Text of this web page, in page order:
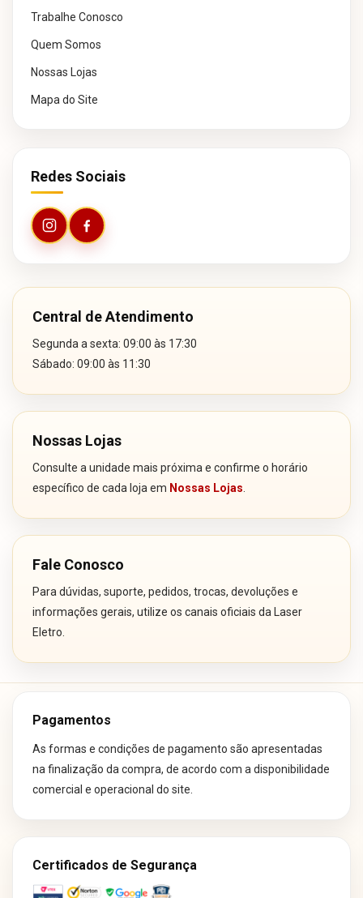
Trabalhe Conosco
Quem Somos
Nossas Lojas
Mapa do Site
Redes Sociais
Central de Atendimento
Segunda a sexta: 09:00 às 17:30
Sábado: 09:00 às 11:30
Nossas Lojas
Consulte a unidade mais próxima e confirme o horário
específico de cada loja em Nossas Lojas
Fale Conosco
Para dúvidas, suporte, pedidos, trocas, devoluções e
informações gerais, utilize os canais oficiais da Laser
Eletro.
Pagamentos
As formas e condições de pagamento são apresentadas
na finalização da compra, de acordo com a disponibilidade
comercial e operacional do site.
Certificados de Segurança